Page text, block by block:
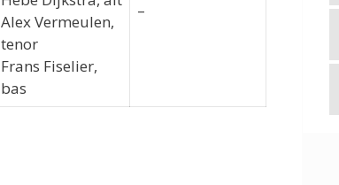
Alex Vermeulen,
tenor
Frans Fiselier,
bas
–